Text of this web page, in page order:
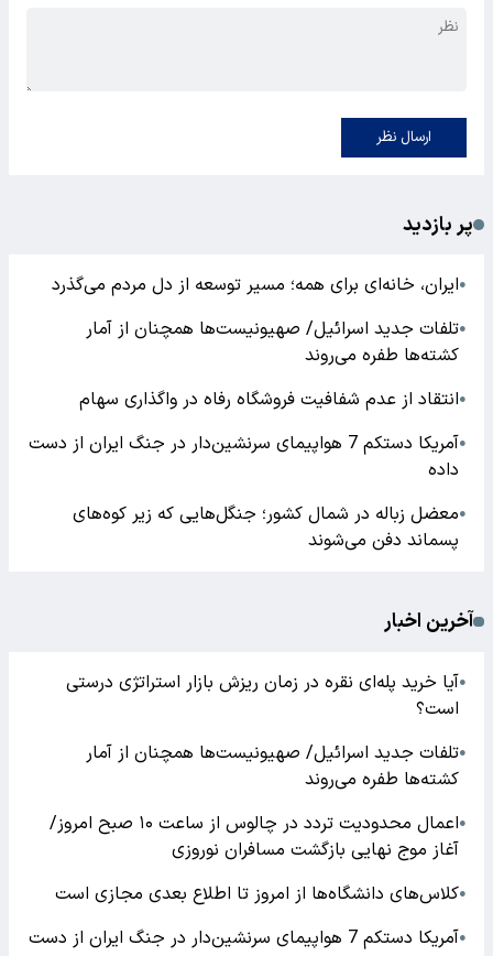
ارسال نظر
پر بازدید
●ایران، خانه‌ای برای همه؛ مسیر توسعه از دل مردم می‌گذرد
●تلفات جدید اسرائیل/ صهیونیست‌ها همچنان از آمار
کشته‌ها طفره می‌روند
●انتقاد از عدم شفافیت فروشگاه رفاه در واگذاری سهام
●
آمریکا دستکم 7 هواپیمای سرنشین‌دار در جنگ ایران از دست
داده
●معضل زباله در شمال کشور؛ جنگل‌هایی که زیر کوه‌های
پسماند دفن می‌شوند
آخرین اخبار
●آیا خرید پله‌ای نقره در زمان ریزش بازار استراتژی درستی
است؟
●تلفات جدید اسرائیل/ صهیونیست‌ها همچنان از آمار
کشته‌ها طفره می‌روند
●
اعمال محدودیت تردد در چالوس از ساعت ۱۰ صبح امروز/
آغاز موج نهایی بازگشت مسافران نوروزی
●کلاس‌های دانشگاه‌ها از امروز تا اطلاع بعدی مجازی است
●
آمریکا دستکم 7 هواپیمای سرنشین‌دار در جنگ ایران از دست